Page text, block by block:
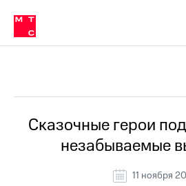
Медиа-центр
и акционерам
Устойчивое развитие
Комплаенс и деловая этика
компании
Карьера
История
компании
Руководство
в МТС
Пресс-
релизы
о технологиях
Сказочные герои
незабываемые
11 ноября